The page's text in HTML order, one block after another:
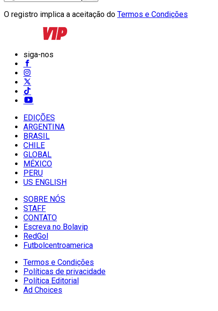
O registro implica a aceitação do Termos e Condições
siga-nos
EDIÇÕES
ARGENTINA
BRASIL
CHILE
GLOBAL
MÉXICO
PERU
US ENGLISH
SOBRE NÓS
STAFF
CONTATO
Escreva no Bolavip
RedGol
Futbolcentroamerica
Termos e Condições
Políticas de privacidade
Política Editorial
Ad Choices